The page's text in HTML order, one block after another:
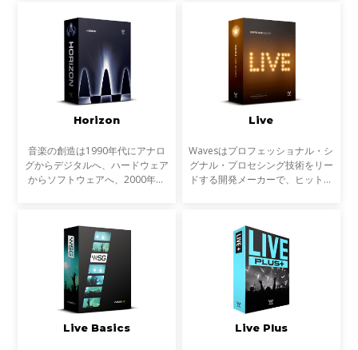
Platinumバンドルのプラグインを
すべて収録し、さらに原石と
ンドとなってしまいます。これを
回避するため、より高音
Horizon
音楽の創造は1990年代にアナロ
グからデジタルへ、ハードウェア
からソフトウェアへ、2000年代
作、ミキシング、マスタリングは
一般的なものになりました。
Live
Wavesはプロフェッショナル・シ
グナル・プロセシング技術をリー
ドする開発メーカーで、ヒットチ
ック、ゲーム音楽の制作に必ずと
言って良いほど使われ
Live Basics Live Plus